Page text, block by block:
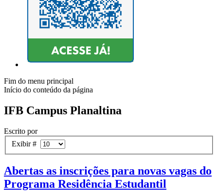
Fim do menu principal
Início do conteúdo da página
IFB Campus Planaltina
Escrito por
Exibir #
Abertas as inscrições para novas vagas do
Programa Residência Estudantil